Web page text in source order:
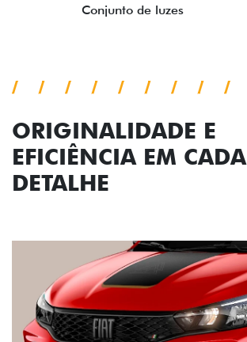
Conjunto de luzes
ORIGINALIDADE E
EFICIÊNCIA EM CADA
DETALHE